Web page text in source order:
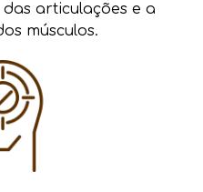
articulações e a
músculos.